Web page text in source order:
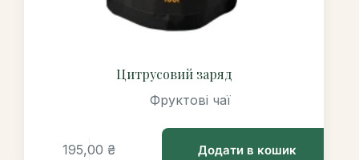
Цитрусовий заряд
Фруктові чаї
195,00 ₴ Додати в кошик